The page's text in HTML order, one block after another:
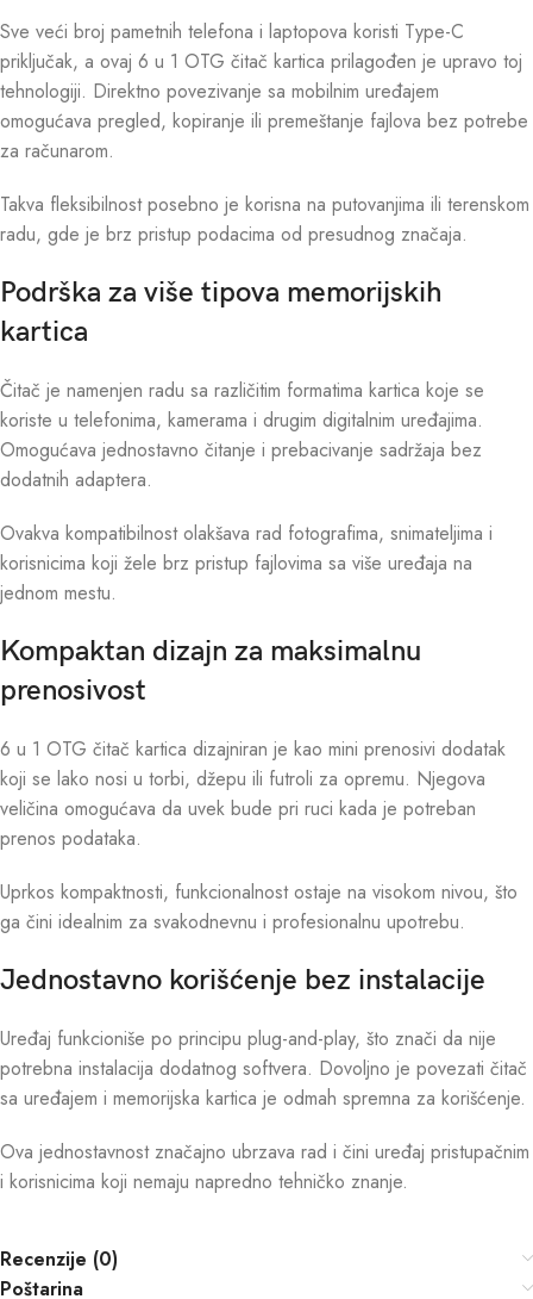
Sve veći broj pametnih telefona i laptopova koristi Type-C
priključak, a ovaj 6 u 1 OTG čitač kartica prilagođen je upravo toj
tehnologiji. Direktno povezivanje sa mobilnim uređajem
omogućava pregled, kopiranje ili premeštanje fajlova bez potrebe
za računarom.
Takva fleksibilnost posebno je korisna na putovanjima ili terenskom
radu, gde je brz pristup podacima od presudnog značaja.
Podrška za više tipova memorijskih
kartica
Čitač je namenjen radu sa različitim formatima kartica koje se
koriste u telefonima, kamerama i drugim digitalnim uređajima.
Omogućava jednostavno čitanje i prebacivanje sadržaja bez
dodatnih adaptera.
Ovakva kompatibilnost olakšava rad fotografima, snimateljima i
korisnicima koji žele brz pristup fajlovima sa više uređaja na
jednom mestu.
Kompaktan dizajn za maksimalnu
prenosivost
6 u 1 OTG čitač kartica dizajniran je kao mini prenosivi dodatak
koji se lako nosi u torbi, džepu ili futroli za opremu. Njegova
veličina omogućava da uvek bude pri ruci kada je potreban
prenos podataka.
Uprkos kompaktnosti, funkcionalnost ostaje na visokom nivou, što
ga čini idealnim za svakodnevnu i profesionalnu upotrebu.
Jednostavno korišćenje bez instalacije
Uređaj funkcioniše po principu plug-and-play, što znači da nije
potrebna instalacija dodatnog softvera. Dovoljno je povezati čitač
sa uređajem i memorijska kartica je odmah spremna za korišćenje.
Ova jednostavnost značajno ubrzava rad i čini uređaj pristupačnim
i korisnicima koji nemaju napredno tehničko znanje.
Recenzije (0)
Poštarina